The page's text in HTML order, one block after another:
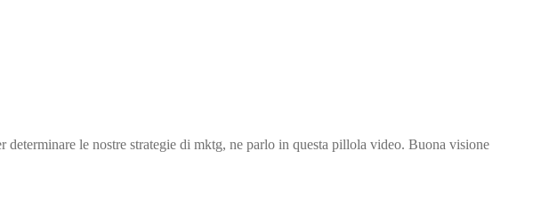
le nostre strategie di mktg, ne parlo in questa pillola video. Buona visione